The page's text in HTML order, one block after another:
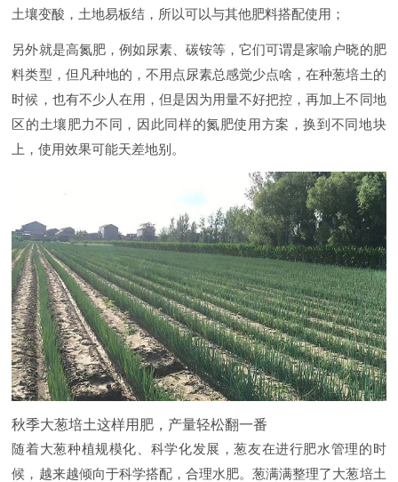
土壤变酸，土地易板结，所以可以与其他肥料搭配使用；
另外就是高氮肥，例如尿素、碳铵等，它们可谓是家喻户晓的肥
料类型，但凡种地的，不用点尿素总感觉少点啥，在种葱培土的
时候，也有不少人在用，但是因为用量不好把控，再加上不同地
区的土壤肥力不同，因此同样的氮肥使用方案，换到不同地块
上，使用效果可能天差地别。
秋季大葱培土这样用肥，产量轻松翻一番
随着大葱种植规模化、科学化发展，葱友在进行肥水管理的时
候，越来越倾向于科学搭配，合理水肥。葱满满整理了大葱培土